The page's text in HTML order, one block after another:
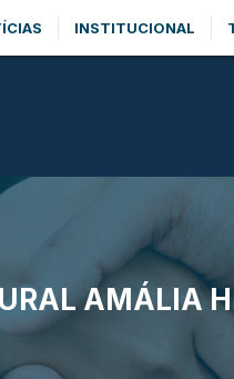
INSTITUCIONAL
AMÁLIA